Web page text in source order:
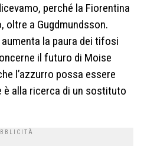
perché la Fiorentina
oltre a Gugdmundsson.
la paura dei tifosi
il futuro di Moise
l’azzurro possa essere
alla ricerca di un sostituto